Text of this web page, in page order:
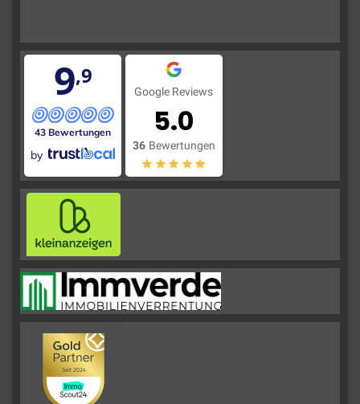
9,9
43 Bewertungen
by
Google Reviews
5.0
36 Bewertungen